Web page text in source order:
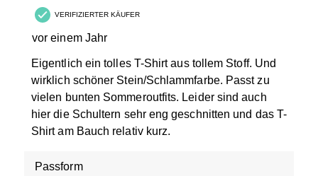
VERIFIZIERTER KÄUFER
vor einem Jahr
Eigentlich ein tolles T-Shirt aus tollem Stoff. Und
wirklich schöner Stein/Schlammfarbe. Passt zu
vielen bunten Sommeroutfits. Leider sind auch
hier die Schultern sehr eng geschnitten und das T-
Shirt am Bauch relativ kurz.
Passform